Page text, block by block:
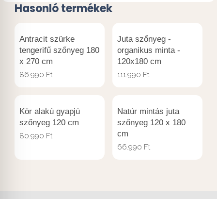
Hasonló termékek
Antracit szürke
tengerifű szőnyeg 180
x 270 cm
86.990 Ft
Juta szőnyeg -
organikus minta -
120x180 cm
111.990 Ft
Kör alakú gyapjú
szőnyeg 120 cm
80.990 Ft
Natúr mintás juta
szőnyeg 120 x 180
cm
66.990 Ft